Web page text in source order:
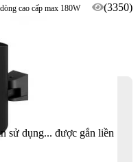
(3350)
cao cấp max 180W
sử dụng... được gắn liền